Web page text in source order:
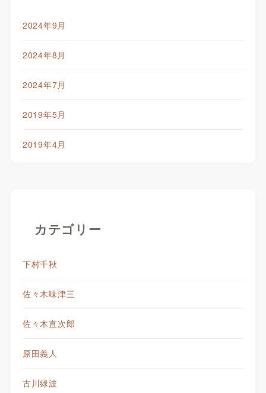
2024年9月
2024年8月
2024年7月
2019年5月
2019年4月
カテゴリー
下村千秋
佐々木味津三
佐々木直次郎
原田義人
古川緑波